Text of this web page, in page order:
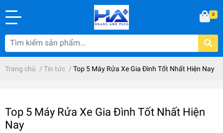
0
Trang chủ / Tin tức / Top 5 Máy Rửa Xe Gia Đình Tốt Nhất Hiện Nay
Top 5 Máy Rửa Xe Gia Đình Tốt Nhất Hiện
Nay